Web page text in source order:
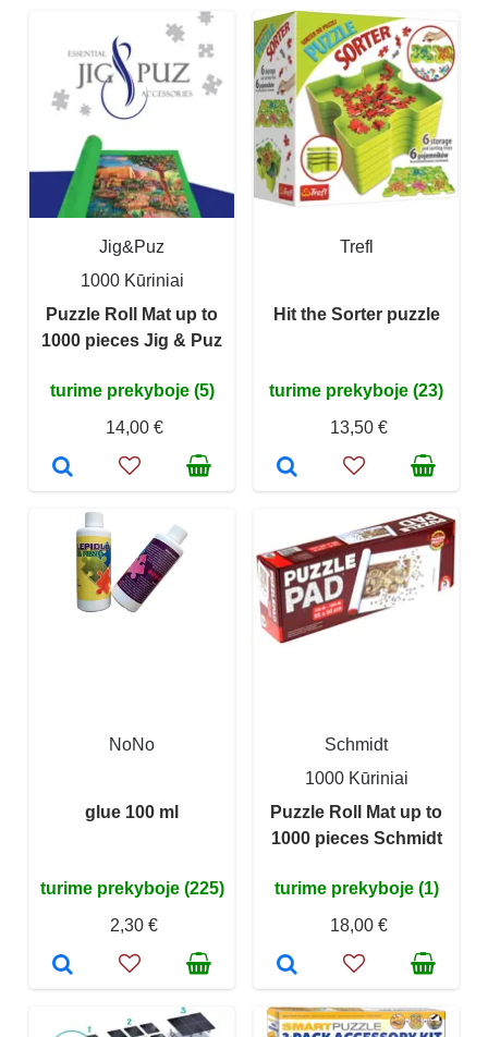
Jig&Puz
1000 Kūriniai
Puzzle Roll Mat up to
1000 pieces Jig & Puz
turime prekyboje (5)
14,00 €
Trefl
Hit the Sorter puzzle
turime prekyboje (23)
13,50 €
NoNo
glue 100 ml
turime prekyboje (225)
2,30 €
Schmidt
1000 Kūriniai
Puzzle Roll Mat up to
1000 pieces Schmidt
turime prekyboje (1)
18,00 €